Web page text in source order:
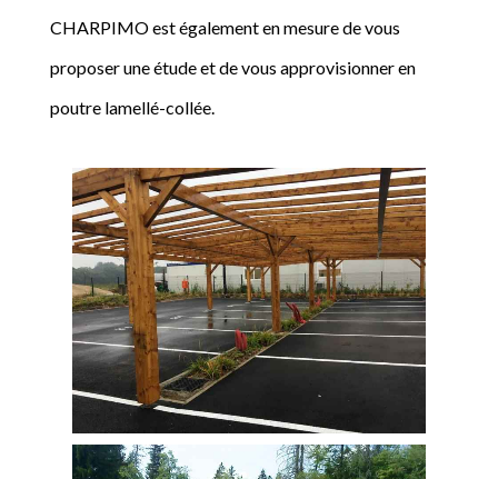
CHARPIMO est également en mesure de vous
proposer une étude et de vous approvisionner en
poutre lamellé-collée.